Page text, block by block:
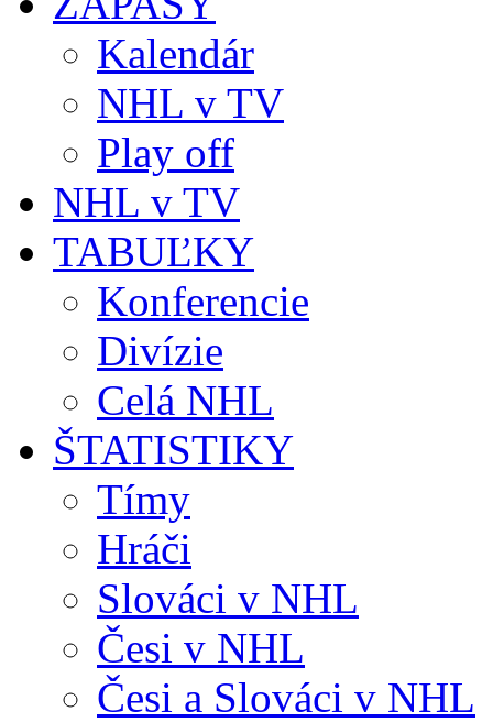
Kalendár
NHL v TV
Play off
NHL v TV
TABUĽKY
Konferencie
Divízie
Celá NHL
ŠTATISTIKY
Tímy
Hráči
Slováci v NHL
Česi v NHL
Česi a Slováci v NHL